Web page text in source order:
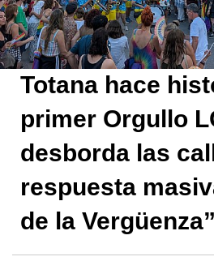
Totana hace
primer Orgullo
desborda las
respuesta
de la Vergüenza”